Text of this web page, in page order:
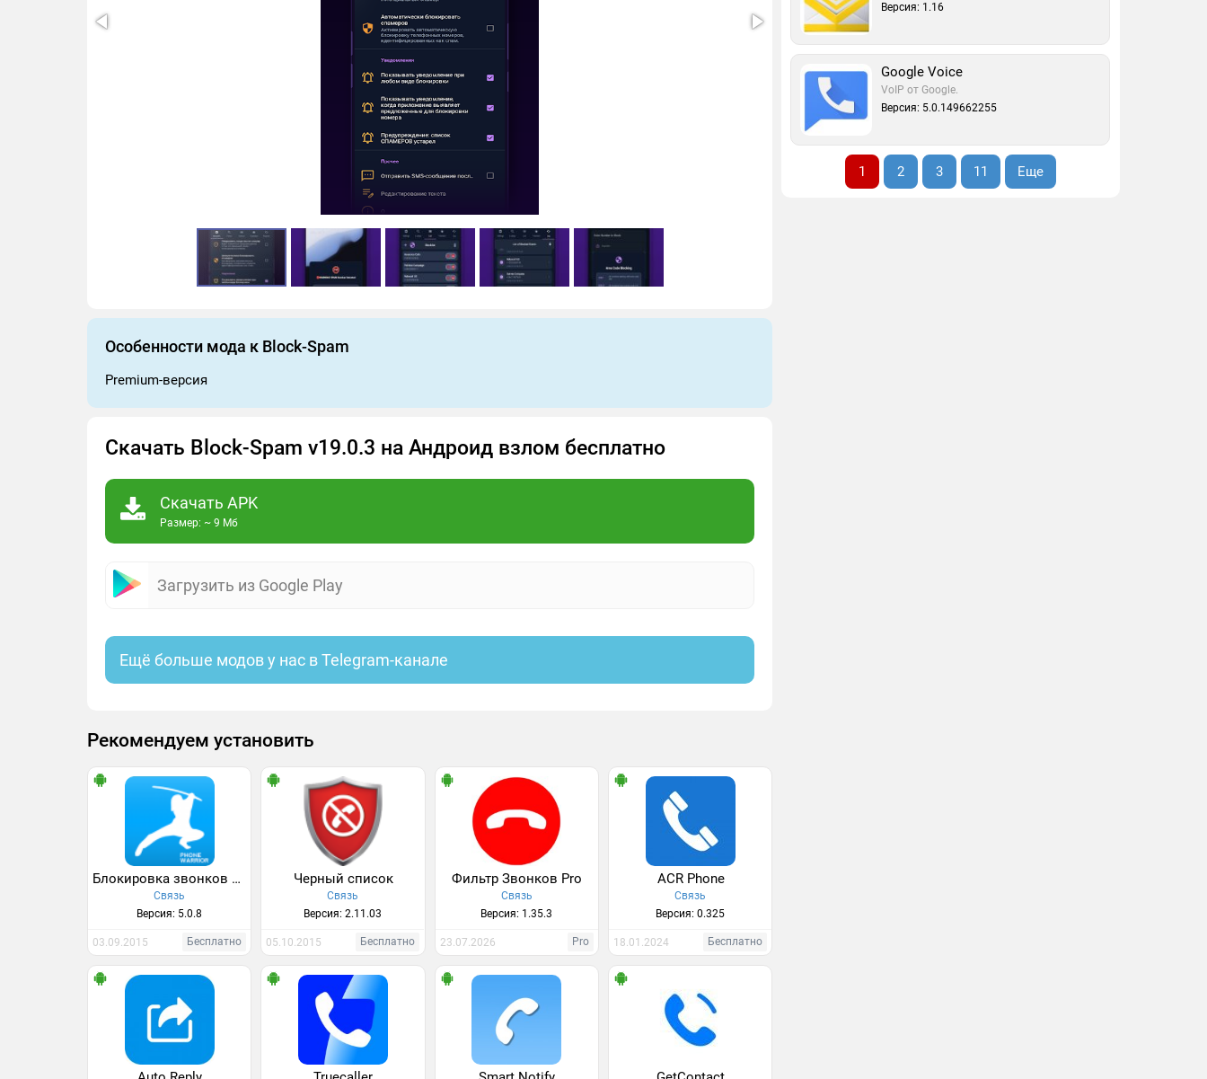
Особенности мода к Block-Spam
Premium-версия
Скачать Block-Spam v19.0.3 на Андроид взлом бесплатно
Скачать APK
Размер: ~ 9 Мб
Загрузить из Google Play
Ещё больше модов у нас в Telegram-канале
Рекомендуем установить
Блокировка звонков и SMS
Связь
Версия: 5.0.8
03.09.2015 Бесплатно
Черный список
Связь
Версия: 2.11.03
05.10.2015 Бесплатно
Фильтр Звонков Pro
Связь
Версия: 1.35.3
23.07.2026 Pro
ACR Phone
Связь
Версия: 0.325
18.01.2024 Бесплатно
Версия: 1.16
Google Voice
VoIP от Google.
Версия: 5.0.149662255
1 2 3 11 Еще